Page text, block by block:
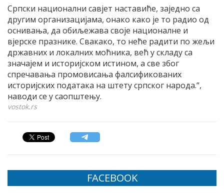
Српски национални савјет наставиће, заједно са
другим организацијама, онако како је то радио од
оснивања, да обиљежава своје националне и
вјерске празнике. Свакако, то неће радити по жељи
државних и локалних моћника, већ у складу са
значајем и историјском истином, а све због
спречавања промовисања фалсификованих
историјских података на штету српског народа.“,
наводи се у саопштењу.
vostok.rs
FACEBOOK